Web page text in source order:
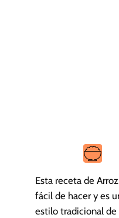
Esta receta de
fácil de hacer y es
estilo tradicional de